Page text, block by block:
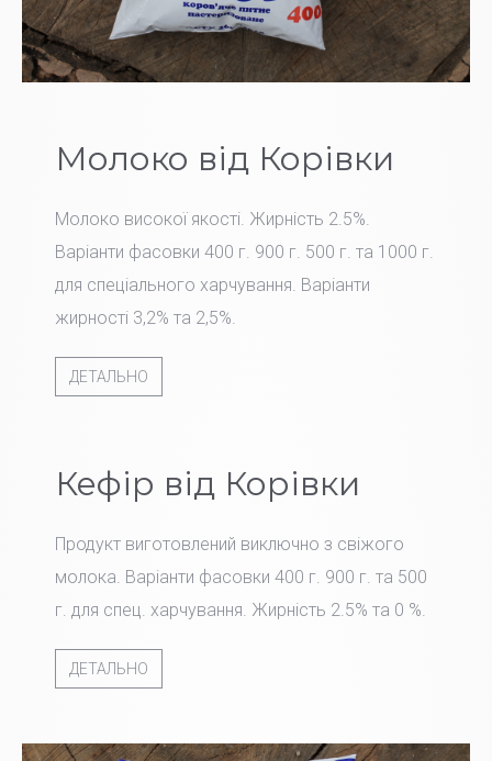
Молоко від Корівки
Молоко високої якості. Жирність 2.5%.
Варіанти фасовки 400 г. 900 г. 500 г. та 1000 г.
для спеціального харчування. Варіанти
жирності 3,2% та 2,5%.
ДЕТАЛЬНО
Кефір від Корівки
Продукт виготовлений виключно з свіжого
молока. Варіанти фасовки 400 г. 900 г. та 500
г. для спец. харчування. Жирність 2.5% та 0 %.
ДЕТАЛЬНО